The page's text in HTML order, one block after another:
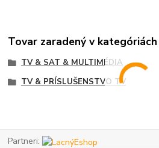
Tovar zaradený v kategóriách
TV & SAT & MULTIMÉDIA
TV & PRÍSLUŠENSTVO TV
Partneri: